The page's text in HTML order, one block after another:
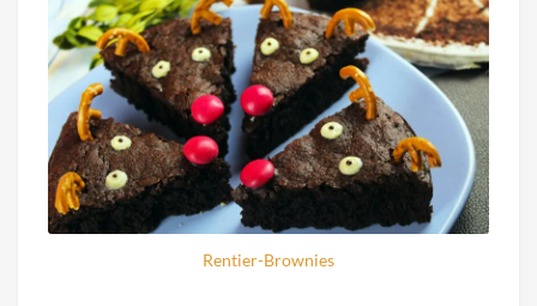
Rentier-Brownies